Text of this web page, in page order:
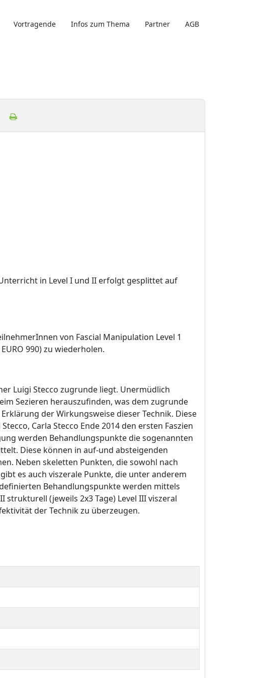
Vortragende Infos zum Thema Partner AGB
in Level I und II erfolgt gesplittet auf
von Fascial Manipulation Level 1
990) zu wiederholen.
Luigi Stecco zugrunde liegt. Unermüdlich
Sezieren herauszufinden, was dem zugrunde
der Wirkungsweise dieser Technik. Diese
Carla Stecco Ende 2014 den ersten Faszien
werden Behandlungspunkte die sogenannten
Diese können in auf-und absteigenden
Neben skeletten Punkten, die sowohl nach
es auch viszerale Punkte, die unter anderem
Behandlungspunkte werden mittels
(jeweils 2x3 Tage) Level III viszeral
der Technik zu überzeugen.